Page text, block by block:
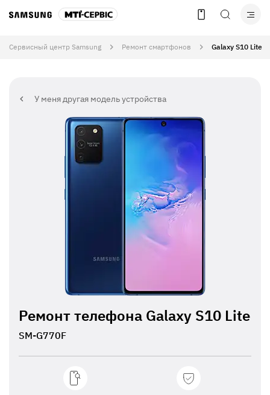
Сервисный центр Samsung Ремонт смартфонов Galaxy S10 Lite
У меня другая модель устройства
Ремонт телефона Galaxy S10 Lite
SM-G770F